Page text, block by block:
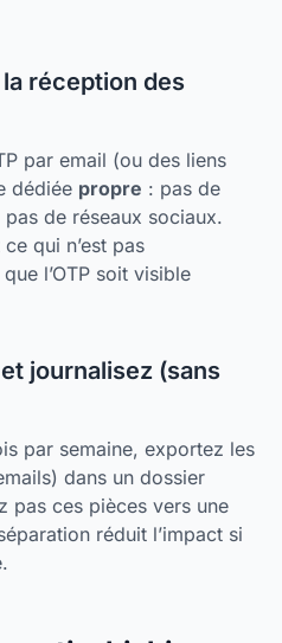
réception des
par email (ou des liens
dédiée propre : pas de
pas de réseaux sociaux.
qui n’est pas
l’OTP soit visible
journalisez (sans
par semaine, exportez les
dans un dossier
pas ces pièces vers une
réduit l’impact si